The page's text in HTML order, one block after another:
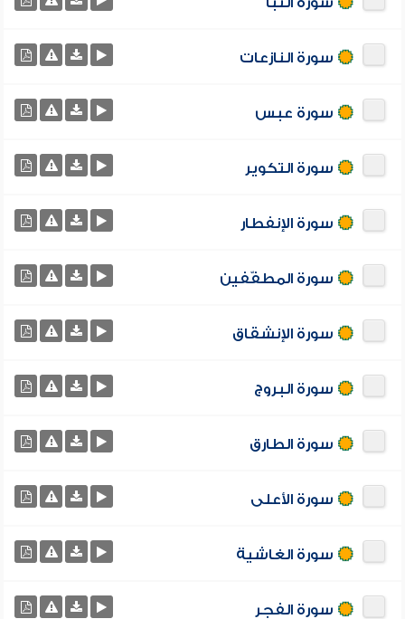
سورة النازعات
سورة عبس
سورة التكوير
سورة الإنفطار
سورة المطفّفين
سورة الإنشقاق
سورة البروج
سورة الطارق
سورة الأعلى
سورة الغاشية
سورة الفجر